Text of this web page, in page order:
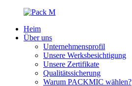
Heim
Über uns
Unternehmensprofil
Unsere Werksbesichtigung
Unsere Zertifikate
Qualitätssicherung
Warum PACKMIC wählen?